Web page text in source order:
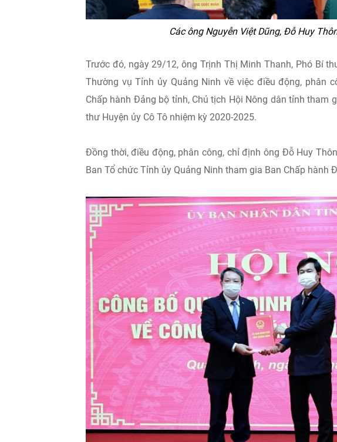
Các ông Nguyễn Việt Dũng, Đỗ Huy
Trước đó, ngày 29/12, ông Trịnh Thị Minh Thanh, Phó Bí
Thường vụ Tỉnh ủy Quảng Ninh về việc điều động, phân
Chấp hành Đảng bộ tỉnh, Chủ tịch Hội Nông dân tỉnh tham
thư Huyện ủy Cô Tô nhiệm kỳ 2020-2025.
Đồng thời, điều động, phân công, chỉ định ông Đỗ Huy
Ban Tổ chức Tỉnh ủy Quảng Ninh tham gia Ban Chấp hành